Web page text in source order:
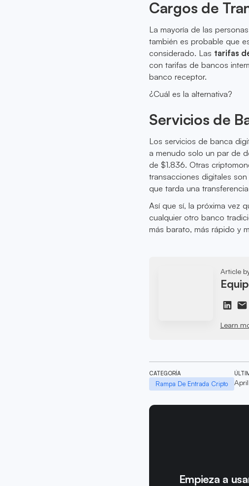
Cargos de
La mayoría de las
también es probable que
considerado. Las tarifas
con tarifas de bancos
banco receptor.
¿Cuál es la alternativa?
Servicios de
Los servicios de banca
a menudo solo un par de
de $1.836. Otras
transacciones digitales
que tarda una
Así que sí, la próxima vez
cualquier otro banco
más barato, más rápido y
Article
Learn
CATEGORÍA
Rampa De Entrada Cripto
Empieza a